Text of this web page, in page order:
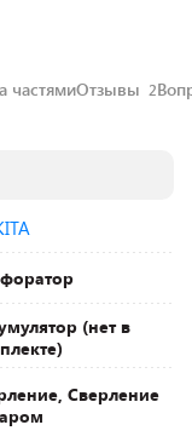
частямиОтзывы 2
(нет в
Сверление